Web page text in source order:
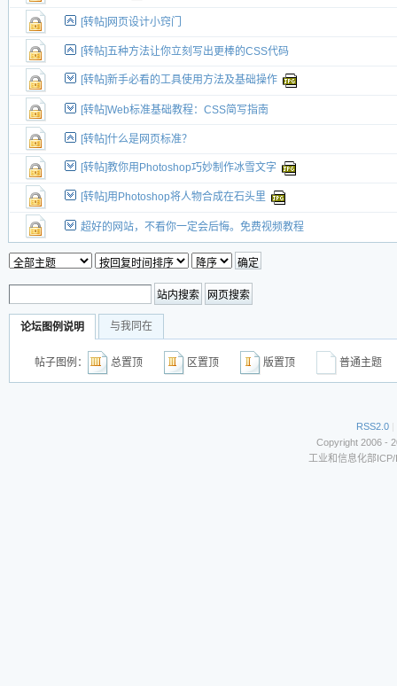
[转帖]网页设计小窍门
[转帖]五种方法让你立刻写出更棒的CSS代码
[转帖]新手必看的工具使用方法及基础操作
[转帖]Web标准基础教程：CSS简写指南
[转帖]什么是网页标准？
[转帖]教你用Photoshop巧妙制作冰雪文字
[转帖]用Photoshop将人物合成在石头里
超好的网站，不看你一定会后悔。免费视频教程
论坛图例说明 与我同在
帖子图例： 总置顶 区置顶 版置顶 普通主
RSS2.0 |
Copyright 2006 -
工业和信息化部